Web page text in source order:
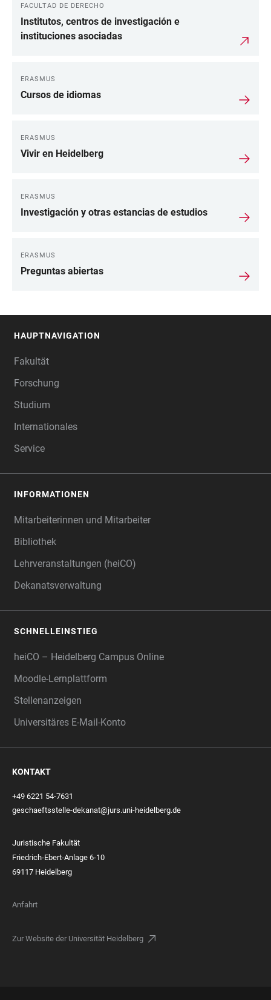
FACULTAD DE DERECHO
Institutos, centros de investigación e
instituciones asociadas
ERASMUS
Cursos de idiomas
ERASMUS
Vivir en Heidelberg
ERASMUS
Investigación y otras estancias de estudios
ERASMUS
Preguntas abiertas
HAUPTNAVIGATION
Fakultät
Forschung
Studium
Internationales
Service
INFORMATIONEN
Mitarbeiterinnen und Mitarbeiter
Bibliothek
Lehrveranstaltungen (heiCO)
Dekanatsverwaltung
SCHNELLEINSTIEG
heiCO – Heidelberg Campus Online
Moodle-Lernplattform
Stellenanzeigen
Universitäres E-Mail-Konto
KONTAKT
+49 6221 54-7631
geschaeftsstelle-dekanat@jurs.uni-heidelberg.de
Juristische Fakultät
Friedrich-Ebert-Anlage 6-10
69117 Heidelberg
Anfahrt
Zur Website der Universität Heidelberg